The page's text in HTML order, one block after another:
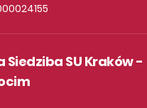
Siedziba SU Kraków -